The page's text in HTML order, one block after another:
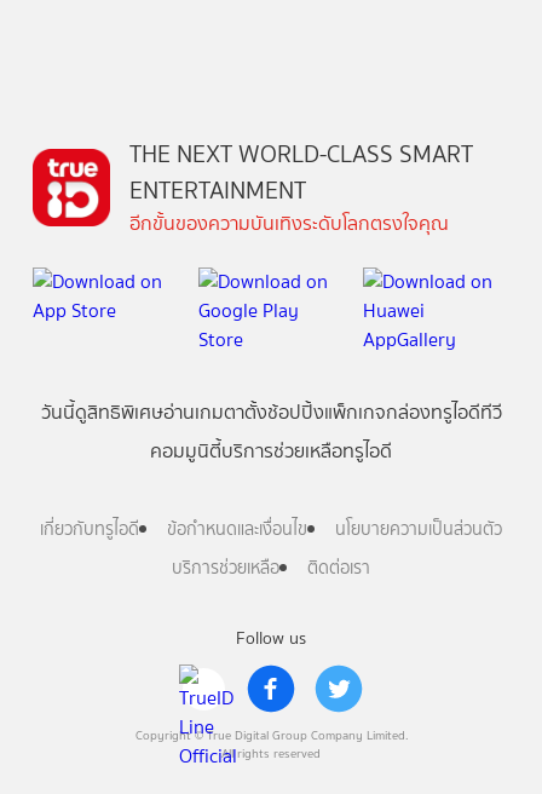
Follow us
Copyright © True Digital Group Company Limited.
All rights reserved
THE NEXT WORLD-CLASS SMART
ENTERTAINMENT
อีกขั้นของความบันเทิงระดับโลกตรงใจคุณ
วันนี้ดูสิทธิพิเศษอ่านเกมตาตั้งช้อปปิ้งแพ็กเกจกล่องทรูไอดีทีวี
คอมมูนิตี้บริการช่วยเหลือทรูไอดี
เกี่ยวกับทรูไอดี ข้อกำหนดและเงื่อนไข
นโยบายความเป็นส่วนตัว
บริการช่วยเหลือ
ติดต่อเรา